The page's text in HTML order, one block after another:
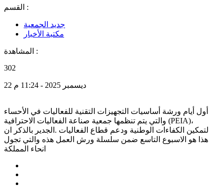
القسم :
جديد الجمعية
مكتبة الأخبار
المشاهدة :
302
22 ديسمبر 2025 - 11:24 م
أول أيام ورشة أساسيات التجهيزات التقنية للفعاليات في الأحساء
والتي يتم تنظمها جمعية صناعة الفعاليات الاحترافية (PEIA)،
لتمكين الكفاءات الوطنية ودعم قطاع الفعاليات .الجدير بالذكر ان
هذا هو الاسبوع التاسع ضمن سلسلة ورش العمل هذه والتي تجول
انحاء المملكة